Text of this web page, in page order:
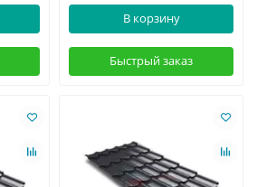
В корзину
Быстрый заказ